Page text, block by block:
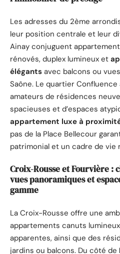
Les adresses du 2ème
leur position centrale et leur
Ainay conjuguent
rénovés, duplex lumineux et
élégants avec balcons ou
Saône. Le quartier
amateurs de résidences
spacieuses et d’espaces
appartement luxe à
pas de la Place Bellecour
patrimonial et un cadre de vie
Croix-Rousse et Fourvière :
vues panoramiques et
gamme
La Croix-Rousse offre une
appartements canuts
apparentes, ainsi que des
jardins ou balcons. Du côté de